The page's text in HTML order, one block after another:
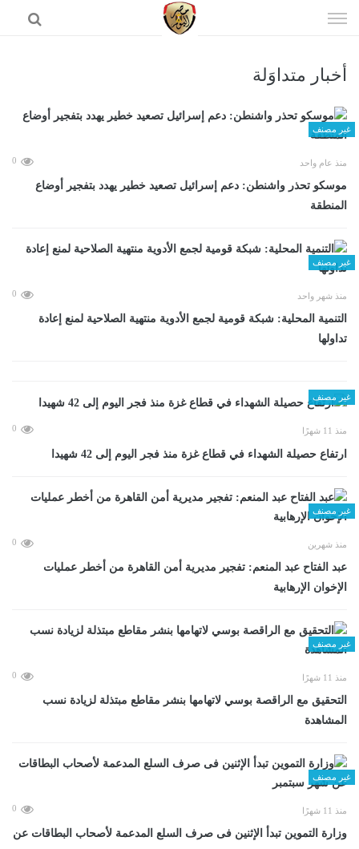
الى
أخبار متداوَلة
غير مصنف
منذ عام واحد 0
موسكو تحذر واشنطن: دعم إسرائيل تصعيد خطير يهدد بتفجير أوضاع
المنطقة
غير مصنف
منذ شهر واحد 0
التنمية المحلية: شبكة قومية لجمع الأدوية منتهية الصلاحية لمنع إعادة
تداولها
غير مصنف
منذ 11 شهرًا 0
ارتفاع حصيلة الشهداء في قطاع غزة منذ فجر اليوم إلى 42 شهيدا
غير مصنف
منذ شهرين 0
عبد الفتاح عبد المنعم: تفجير مديرية أمن القاهرة من أخطر عمليات
الإخوان الإرهابية
غير مصنف
منذ 11 شهرًا 0
التحقيق مع الراقصة بوسي لاتهامها بنشر مقاطع مبتذلة لزيادة نسب
المشاهدة
غير مصنف
منذ 11 شهرًا 0
وزارة التموين تبدأ الإثنين فى صرف السلع المدعمة لأصحاب البطاقات عن